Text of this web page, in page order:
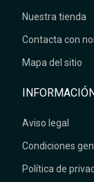
Nuestra tienda
Contacta con
Mapa del sitio
Aviso legal
Condiciones
Política de